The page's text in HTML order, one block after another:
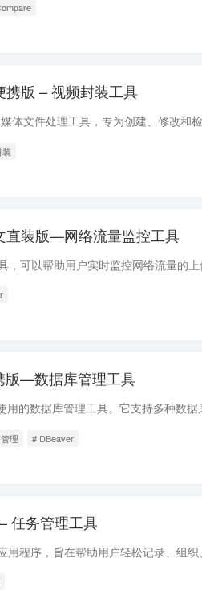
携版 – 视频封装工具
直装版—网络流量监控工具
版—数据库管理工具
理 # DBeaver
任务管理工具